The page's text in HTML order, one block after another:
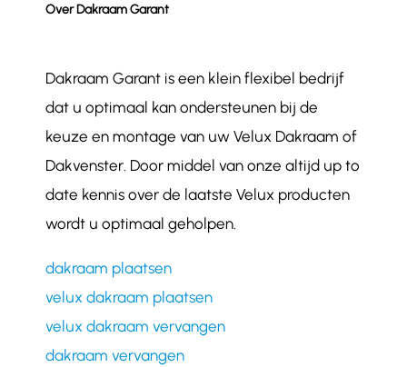
Over Dakraam Garant
Dakraam Garant is een klein flexibel bedrijf
dat u optimaal kan ondersteunen bij de
keuze en montage van uw Velux Dakraam of
Dakvenster. Door middel van onze altijd up to
date kennis over de laatste Velux producten
wordt u optimaal geholpen.
dakraam plaatsen
velux dakraam plaatsen
velux dakraam vervangen
dakraam vervangen